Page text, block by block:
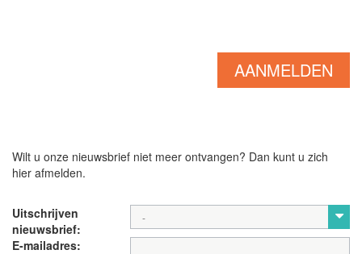
Wilt u onze nieuwsbrief niet meer ontvangen? Dan kunt u zich
hier afmelden.
Uitschrijven
nieuwsbrief:
-
E-mailadres: